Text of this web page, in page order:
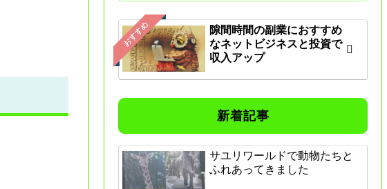
おすすめ
隙間時間の副業におすすめ
なネットビジネスと投資で
収入アップ
新着記事
サユリワールドで動物たちと
ふれあってきました